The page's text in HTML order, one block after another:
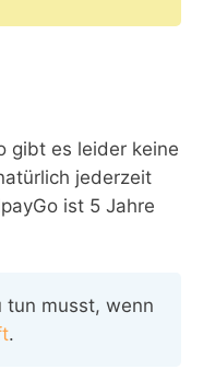
gibt es leider keine
jederzeit
ist 5 Jahre
musst, wenn
.